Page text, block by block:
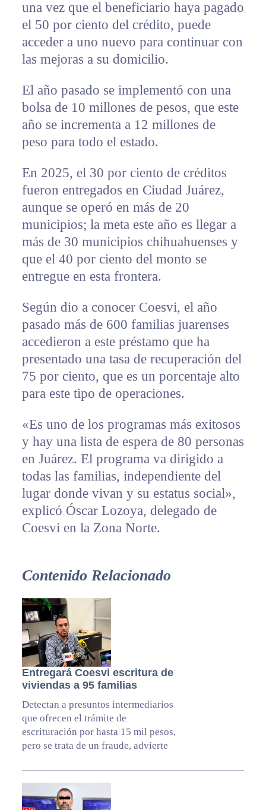
una vez que el beneficiario haya pagado
el 50 por ciento del crédito, puede
acceder a uno nuevo para continuar con
las mejoras a su domicilio.
El año pasado se implementó con una
bolsa de 10 millones de pesos, que este
año se incrementa a 12 millones de
peso para todo el estado.
En 2025, el 30 por ciento de créditos
fueron entregados en Ciudad Juárez,
aunque se operó en más de 20
municipios; la meta este año es llegar a
más de 30 municipios chihuahuenses y
que el 40 por ciento del monto se
entregue en esta frontera.
Según dio a conocer Coesvi, el año
pasado más de 600 familias juarenses
accedieron a este préstamo que ha
presentado una tasa de recuperación del
75 por ciento, que es un porcentaje alto
para este tipo de operaciones.
«Es uno de los programas más exitosos
y hay una lista de espera de 80 personas
en Juárez. El programa va dirigido a
todas las familias, independiente del
lugar donde vivan y su estatus social»,
explicó Óscar Lozoya, delegado de
Coesvi en la Zona Norte.
Contenido Relacionado
Entregará Coesvi escritura de
viviendas a 95 familias
Detectan a presuntos intermediarios
que ofrecen el trámite de
escrituración por hasta 15 mil pesos,
pero se trata de un fraude, advierte